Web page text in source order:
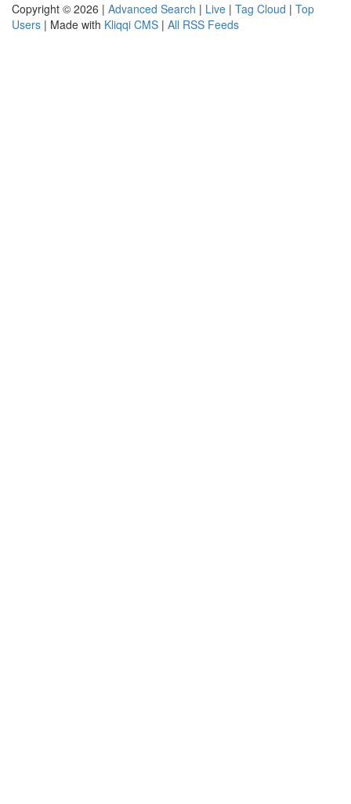
Copyright © 2026 | Advanced Search | Live | Tag Cloud | Top
Users | Made with Kliqqi CMS | All RSS Feeds